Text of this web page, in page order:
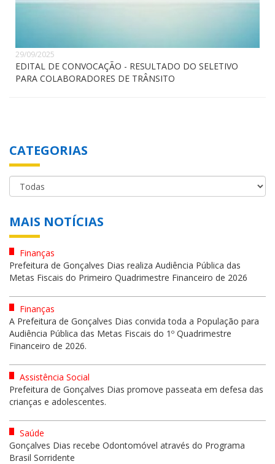
29/09/2025
EDITAL DE CONVOCAÇÃO - RESULTADO DO SELETIVO
PARA COLABORADORES DE TRÂNSITO
CATEGORIAS
MAIS NOTÍCIAS
Finanças
Prefeitura de Gonçalves Dias realiza Audiência Pública das
Metas Fiscais do Primeiro Quadrimestre Financeiro de 2026
Finanças
A Prefeitura de Gonçalves Dias convida toda a População para
Audiência Pública das Metas Fiscais do 1º Quadrimestre
Financeiro de 2026.
Assistência Social
Prefeitura de Gonçalves Dias promove passeata em defesa das
crianças e adolescentes.
Saúde
Gonçalves Dias recebe Odontomóvel através do Programa
Brasil Sorridente